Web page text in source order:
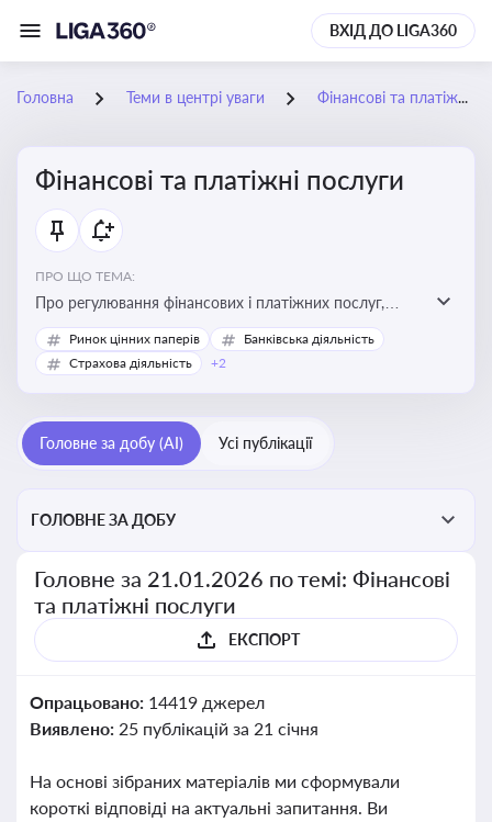
ВХІД ДО LIGA360
Головна Теми в центрі уваги Фінансові та платіжні послуги
Фінансові та платіжні послуги
ПРО ЩО ТЕМА:
Про регулювання фінансових і платіжних послуг,
управління коштами, приймання платежів та
дотримання ліцензійних вимог
Ринок цінних паперів
Банківська діяльність
Страхова діяльність
+2
Головне за добу (AI) Усі публікації
ГОЛОВНЕ ЗА ДОБУ
Головне за 21.01.2026 по темі: Фінансові
та платіжні послуги
ЕКСПОРТ
Опрацьовано: 14419 джерел
Виявлено: 25 публікацій за 21 січня
На основі зібраних матеріалів ми сформували
короткі відповіді на актуальні запитання. Ви